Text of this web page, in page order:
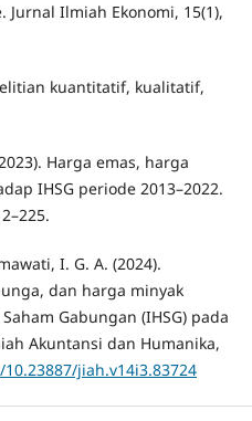
Ilmiah Ekonomi, 15(1),
kuantitatif, kualitatif,
Harga emas, harga
IHSG periode 2013–2022.
I. G. A. (2024).
dan harga minyak
Gabungan (IHSG) pada
Akuntansi dan Humanika,
jiah.v14i3.83724